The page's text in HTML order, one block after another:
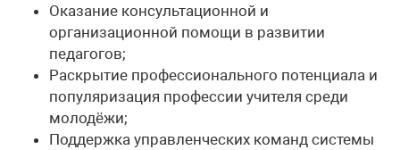
Оказание консультационной и
организационной помощи в развитии
педагогов;
Раскрытие профессионального потенциала и
популяризация профессии учителя среди
молодёжи;
Поддержка управленческих команд системы